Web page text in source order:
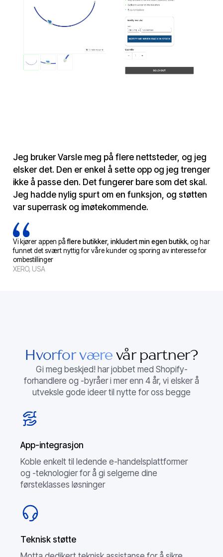
Jeg bruker Varsle meg på flere nettsteder, og jeg
elsker det. Den er enkel å sette opp og jeg trenger
ikke å passe den. Det fungerer bare som det skal.
Jeg hadde nylig spurt om en funksjon, og støtten
var superrask og imøtekommende.
Vi kjører appen påflere butikker, inkludert min egen butikk, og har
funnet det svært nyttig for våre kunder og sporing av interesse for
ombestillinger
XERO, USA
Hvorfor være vår partner?
Gi meg beskjed! har jobbet med Shopify-
forhandlere og -byråer i mer enn 4 år, vi elsker å
utveksle gode ideer til nytte for oss begge
App-integrasjon
Koble enkelt til ledende e-handelsplattformer
og -teknologier for å gi selgerne dine
førsteklasses løsninger
Teknisk støtte